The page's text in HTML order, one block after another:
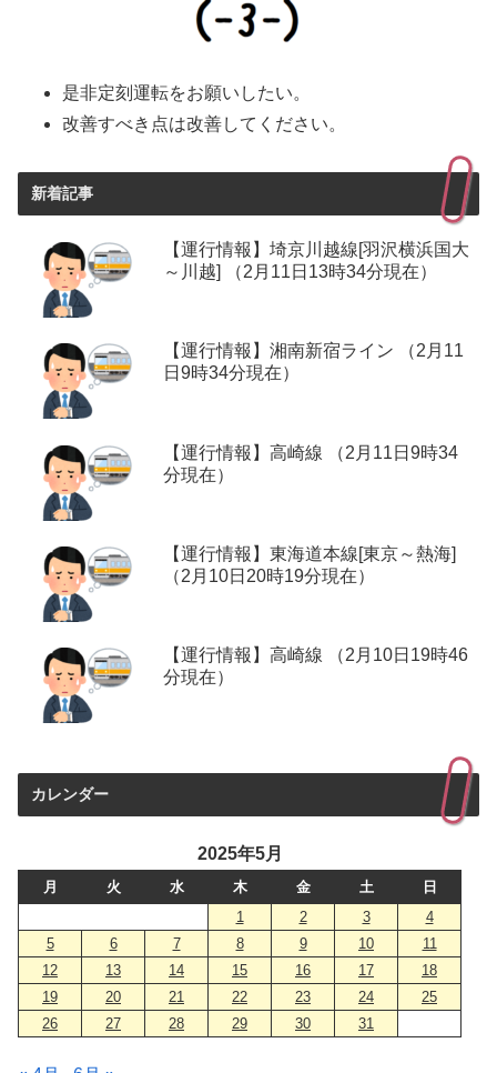
是非定刻運転をお願いしたい。
改善すべき点は改善してください。
新着記事
【運行情報】埼京川越線[羽沢横浜国大
～川越] （2月11日13時34分現在）
【運行情報】湘南新宿ライン （2月11
日9時34分現在）
【運行情報】高崎線 （2月11日9時34
分現在）
【運行情報】東海道本線[東京～熱海]
（2月10日20時19分現在）
【運行情報】高崎線 （2月10日19時46
分現在）
カレンダー
2025年5月
月 火 水 木 金 土
日
1
2 3
4
5
6 7 8 9 10
11
12
13 14 15 16 17
18
19
20 21 22 23 24
25
26
27 28 29 30 31